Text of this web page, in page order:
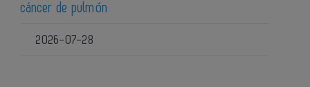
cáncer de pulmón
2026-07-28